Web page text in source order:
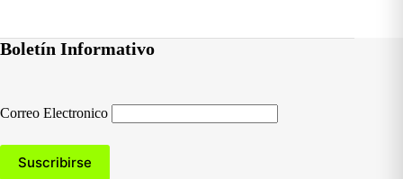
Boletín Informativo
Correo Electronico